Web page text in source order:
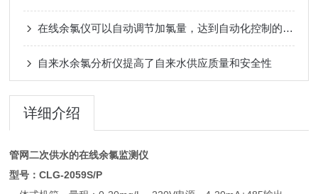
在线余氯仪可以自动调节加氯量，达到自动化控制的目的
自来水余氯分析仪提高了自来水供应质量和安全性
详细介绍
管网二次供水的在线余氯监测仪
型号：CLG-2059S/P